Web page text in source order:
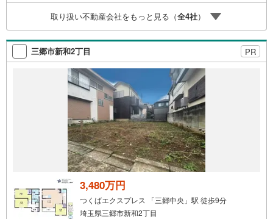
マイカーでも安心！2.チャイルドスペース、授乳室、ベビ
ーベッド完備3.他にもファミリーに優しい『あったら良い
な』がここにある！ミルク用浄水サーバー、紙おむつ、ア
メニティ、大型個室2部屋、各ブースモニター等
取り扱い不動産会社をもっと見る（全4社）
三郷市新和2丁目 PR
3,480万円
つくばエクスプレス 「三郷中央」駅 徒歩9分
埼玉県三郷市新和2丁目